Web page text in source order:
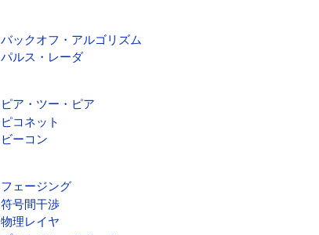
バックオフ・アルゴリズム
パルス・レーダ
ピア・ツー・ピア
ピコネット
ビーコン
フェージング
符号間干渉
物理レイヤ